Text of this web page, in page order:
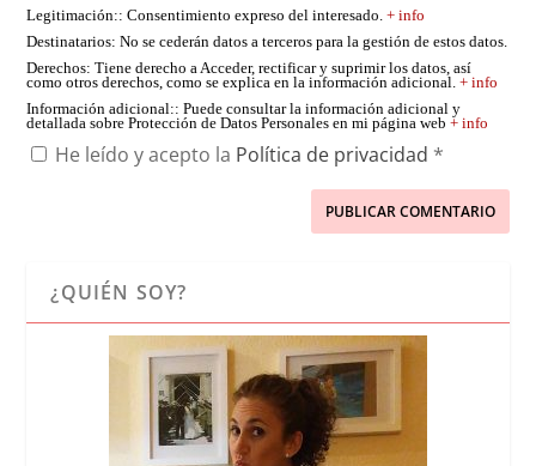
Legitimación:: Consentimiento expreso del interesado.+ info
Destinatarios: No se cederán datos a terceros para la gestión de estos datos.
Derechos: Tiene derecho a Acceder, rectificar y suprimir los datos, así
como otros derechos, como se explica en la información adicional.+ info
Información adicional:: Puede consultar la información adicional y
detallada sobre Protección de Datos Personales en mi página web+ info
He leído y acepto la Política de privacidad *
¿QUIÉN SOY?